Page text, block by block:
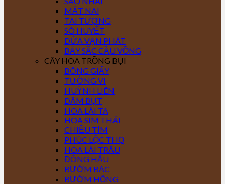
MẮT NAI
TAI TƯỢNG
SÒ HUYẾT
DỨA VẠN PHÁT
BẢY SẮC CẦU VỒNG
CÂY HOA TRỒNG BỤI
BÔNG GIẤY
TƯỜNG VI
HUỲNH LIÊN
DÂM BỤT
HOA LÀI TA
HOA SIM THÁI
CHIỀU TÍM
PHÚC LỘC THỌ
HOA LÀI TRÂU
ĐÔNG HẦU
BƯỚM BẠC
BƯỚM HỒNG